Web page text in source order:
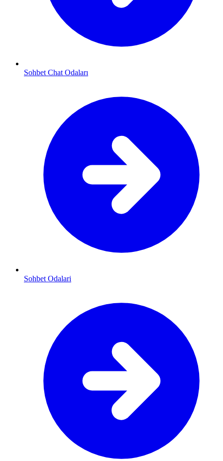
Sohbet Chat Odaları
Sohbet Odalari